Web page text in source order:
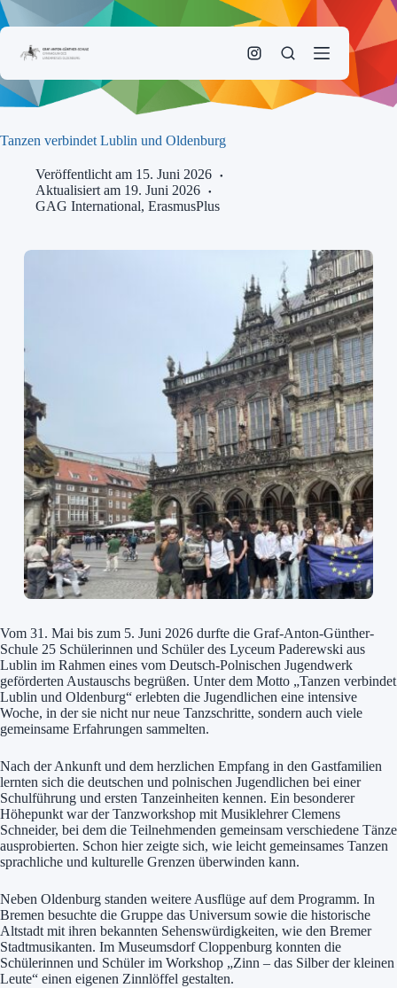
Zum
Inhalt
Tanzen verbindet Lublin und Oldenburg
Veröffentlicht am 15. Juni 2026
Aktualisiert am 19. Juni 2026
GAG International, ErasmusPlus
Vom 31. Mai bis zum 5. Juni 2026 durfte die Graf-Anton-Günther-
Schule 25 Schülerinnen und Schüler des Lyceum Paderewski aus
Lublin im Rahmen eines vom Deutsch-Polnischen Jugendwerk
geförderten Austauschs begrüßen. Unter dem Motto „Tanzen verbindet
Lublin und Oldenburg“ erlebten die Jugendlichen eine intensive
Woche, in der sie nicht nur neue Tanzschritte, sondern auch viele
gemeinsame Erfahrungen sammelten.
Nach der Ankunft und dem herzlichen Empfang in den Gastfamilien
lernten sich die deutschen und polnischen Jugendlichen bei einer
Schulführung und ersten Tanzeinheiten kennen. Ein besonderer
Höhepunkt war der Tanzworkshop mit Musiklehrer Clemens
Schneider, bei dem die Teilnehmenden gemeinsam verschiedene Tänze
ausprobierten. Schon hier zeigte sich, wie leicht gemeinsames Tanzen
sprachliche und kulturelle Grenzen überwinden kann.
Neben Oldenburg standen weitere Ausflüge auf dem Programm. In
Bremen besuchte die Gruppe das Universum sowie die historische
Altstadt mit ihren bekannten Sehenswürdigkeiten, wie den Bremer
Stadtmusikanten. Im Museumsdorf Cloppenburg konnten die
Schülerinnen und Schüler im Workshop „Zinn – das Silber der kleinen
Leute“ einen eigenen Zinnlöffel gestalten.